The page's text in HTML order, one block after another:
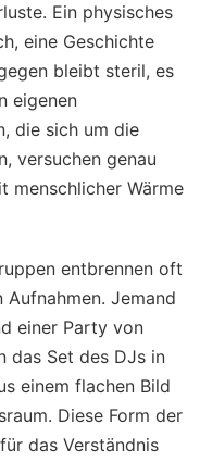
Ein physisches
eine Geschichte
bleibt steril, es
eigenen
die sich um die
versuchen genau
menschlicher Wärme
entbrennen oft
Jemand
einer Party von
das Set des DJs in
einem flachen Bild
Diese Form der
das Verständnis